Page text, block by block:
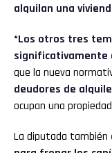
alquilan una
“Los otros tres
significativamente
que la nueva
deudores de
ocupan una
La diputada también